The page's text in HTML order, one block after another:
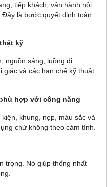
tiếp khách, vận hành nội
là bước quyết định toàn
kỹ
nguồn sáng, luồng di
giác và các hạn chế kỹ thuật
hợp với công năng
khung, nẹp, màu sắc và
chứ không theo cảm tính.
trọng. Nó giúp thống nhất